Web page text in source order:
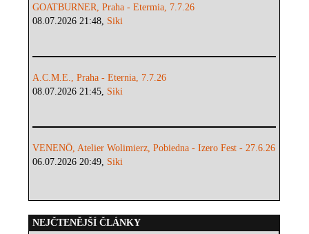
GOATBURNER, Praha - Etermia, 7.7.26
08.07.2026 21:48, Siki
A.C.M.E., Praha - Eternia, 7.7.26
08.07.2026 21:45, Siki
VENENÖ, Atelier Wolimierz, Pobiedna - Izero Fest - 27.6.26
06.07.2026 20:49, Siki
NEJČTENĚJŠÍ ČLÁNKY